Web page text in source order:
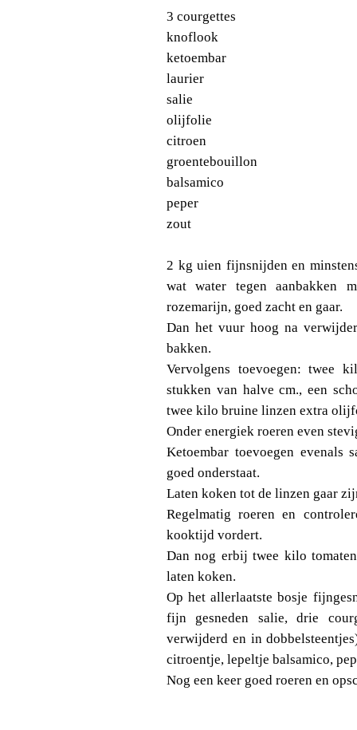
3 courgettes
knoflook
ketoembar
laurier
salie
olijfolie
citroen
groentebouillon
balsamico
peper
zout
2 kg uien fijnsnijden en
wat water tegen aanbakken
rozemarijn, goed zacht en gaar.
Dan het vuur hoog na
bakken.
Vervolgens toevoegen: twee
stukken van halve cm., een
twee kilo bruine linzen extra
Onder energiek roeren even
Ketoembar toevoegen evenals
goed onderstaat.
Laten koken tot de linzen gaar
Regelmatig roeren en
kooktijd vordert.
Dan nog erbij twee kilo
laten koken.
Op het allerlaatste bosje
fijn gesneden salie, drie
verwijderd en in
citroentje, lepeltje balsamico,
Nog een keer goed roeren en